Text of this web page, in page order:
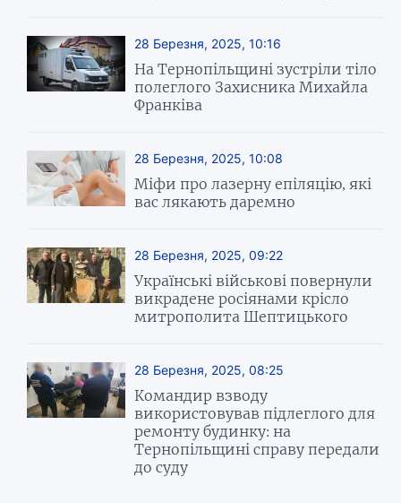
28 Березня, 2025, 10:16
На Тернопільщині зустріли тіло
полеглого Захисника Михайла
Франківа
28 Березня, 2025, 10:08
Міфи про лазерну епіляцію, які
вас лякають даремно
28 Березня, 2025, 09:22
Українські військові повернули
викрадене росіянами крісло
митрополита Шептицького
28 Березня, 2025, 08:25
Командир взводу
використовував підлеглого для
ремонту будинку: на
Тернопільщині справу передали
до суду